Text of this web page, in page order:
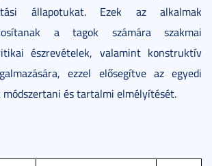
állapotukat. Ezek az alkalmak
a tagok számára szakmai
észrevételek, valamint konstruktív
ezzel elősegítve az egyedi
és tartalmi elmélyítését.